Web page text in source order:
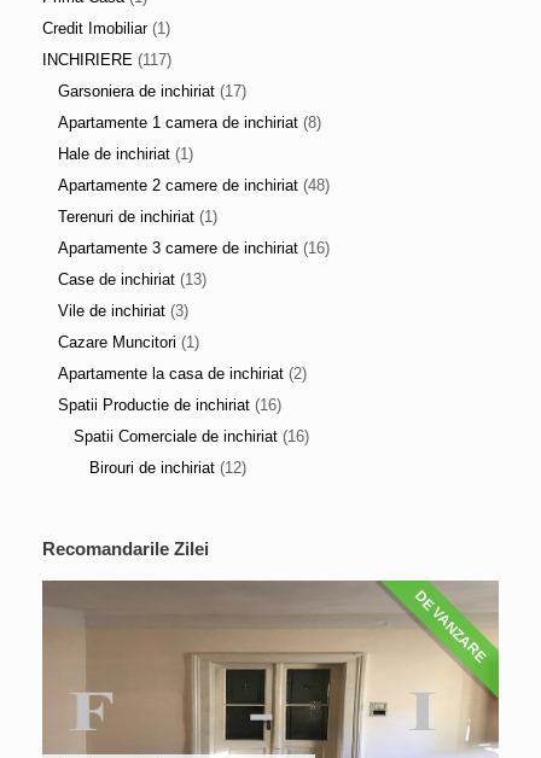
Credit Imobiliar(1)
INCHIRIERE (117)
Garsoniera de inchiriat (17)
Apartamente 1 camera de inchiriat (8)
Hale de inchiriat (1)
Apartamente 2 camere de inchiriat (48)
Terenuri de inchiriat (1)
Apartamente 3 camere de inchiriat (16)
Case de inchiriat (13)
Vile de inchiriat (3)
Cazare Muncitori (1)
Apartamente la casa de inchiriat (2)
Spatii Productie de inchiriat (16)
Spatii Comerciale de inchiriat (16)
Birouri de inchiriat (12)
Recomandarile Zilei
DE VANZARE